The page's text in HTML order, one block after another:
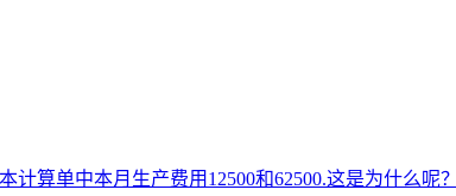
算单中本月生产费用12500和62500.这是为什么呢？